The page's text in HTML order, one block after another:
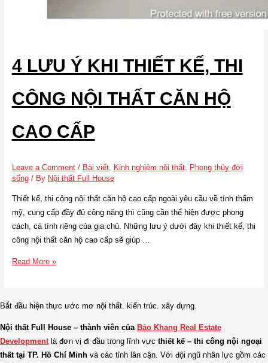
4 LƯU Ý KHI THIẾT KẾ, THI
CÔNG NỘI THẤT CĂN HỘ
CAO CẤP
Leave a Comment / Bài viết, Kinh nghiệm nội thất, Phong thủy đời
sống/ By Nội thất Full House
Thiết kế, thi công nội thất căn hộ cao cấp ngoài yêu cầu về tính thẩm
mỹ, cung cấp đầy đủ công năng thì cũng cần thể hiện được phong
cách, cá tính riêng của gia chủ. Những lưu ý dưới đây khi thiết kế, thi
công nội thất căn hộ cao cấp sẽ giúp …
4
khi
kế,
thi
công
Read More »
Bắt đầu hiện thực ước mơ nội thất. kiến trúc. xây dựng.
Nội thất Full House – thành viên của Bảo Khang Real Estate
Development là đơn vị đi đầu trong lĩnh vực thiết kế – thi công nội ngoại
thất tại TP. Hồ Chí Minh và các tỉnh lân cận. Với đội ngũ nhân lực gồm các